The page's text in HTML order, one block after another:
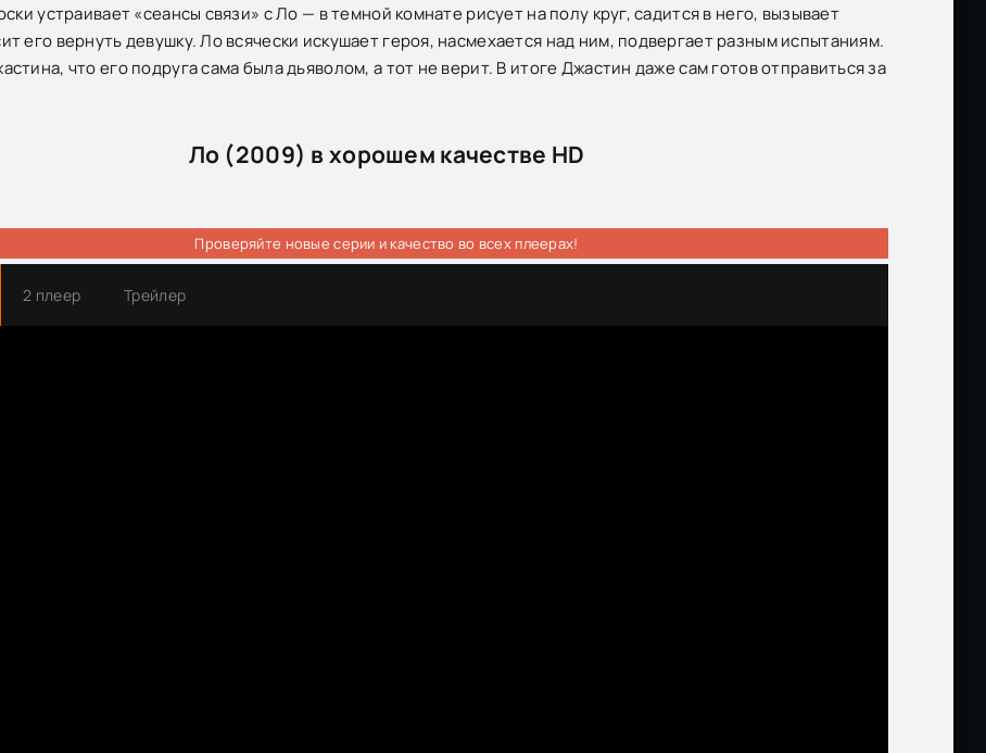
устраивает «сеансы связи» с Ло — в темной комнате рисует на полу круг, садится в него, вызывает
его вернуть девушку. Ло всячески искушает героя, насмехается над ним, подвергает разным испытаниям.
что его подруга сама была дьяволом, а тот не верит. В итоге Джастин даже сам готов отправиться за
Ло (2009) в хорошем качестве HD
Проверяйте новые серии и качество во всех плеерах!
2 плеер Трейлер